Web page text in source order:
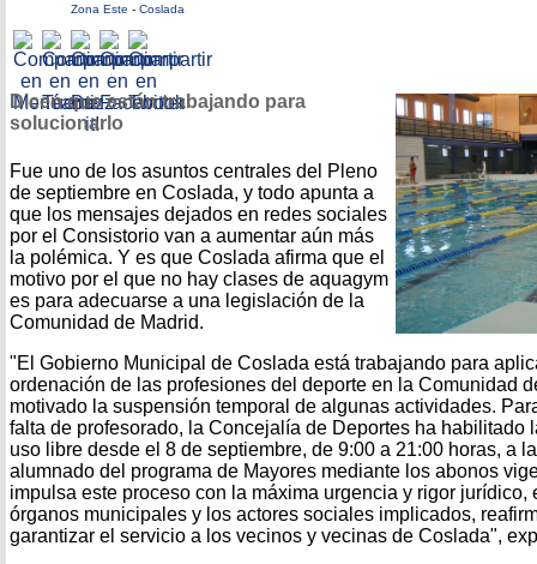
Zona Este - Coslada
Dicen que están trabajando para
solucionarlo
Fue uno de los asuntos centrales del Pleno
de septiembre en Coslada, y todo apunta a
que los mensajes dejados en redes sociales
por el Consistorio van a aumentar aún más
la polémica. Y es que Coslada afirma que el
motivo por el que no hay clases de aquagym
es para adecuarse a una legislación de la
Comunidad de Madrid.
"El Gobierno Municipal de Coslada está trabajando para
ordenación de las profesiones del deporte en la Comunidad
motivado la suspensión temporal de algunas actividades.
falta de profesorado, la Concejalía de Deportes ha habilitado
uso libre desde el 8 de septiembre, de 9:00 a 21:00 horas, a
alumnado del programa de Mayores mediante los abonos
impulsa este proceso con la máxima urgencia y rigor jurídico,
órganos municipales y los actores sociales implicados,
garantizar el servicio a los vecinos y vecinas de Coslada",